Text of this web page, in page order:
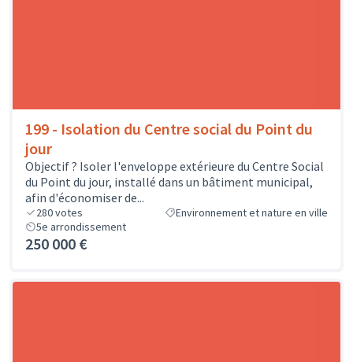
199 - Isolation du Centre social du Point du
jour
Objectif ? Isoler l'enveloppe extérieure du Centre Social
du Point du jour, installé dans un bâtiment municipal,
afin d'économiser de...
280votes
Environnement et nature en ville
5e arrondissement
250 000 €